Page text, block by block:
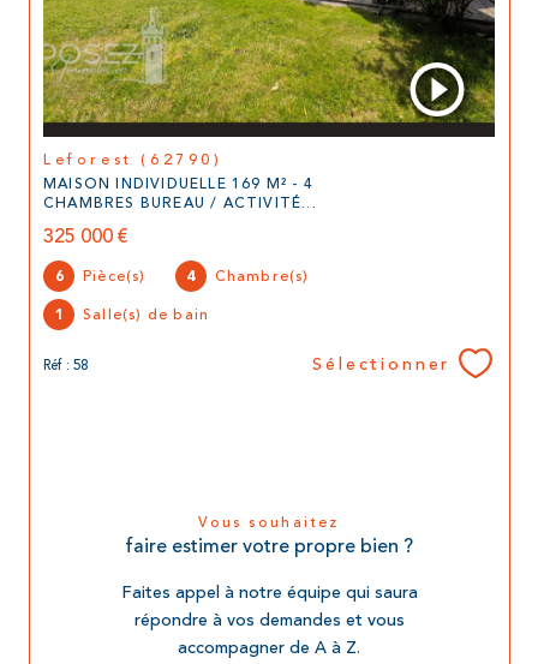
Leforest (62790)
MAISON INDIVIDUELLE 169 M² - 4
CHAMBRES BUREAU / ACTIVITÉ...
325 000 €
6 Pièce(s) 4 Chambre(s)
1 Salle(s) de bain
Réf : 58 Sélectionner
Vous souhaitez
faire estimer votre propre bien ?
Faites appel à notre équipe qui saura
répondre à vos demandes et vous
accompagner de A à Z.